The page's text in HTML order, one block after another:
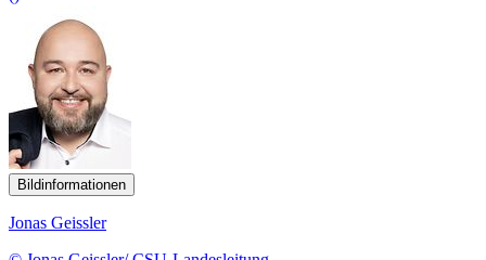
Bildinformationen
Jonas Geissler